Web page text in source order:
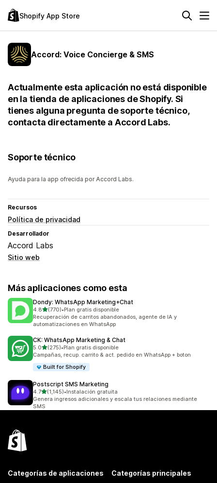
Shopify App Store
Accord: Voice Concierge & SMS
Actualmente esta aplicación no está disponible
en la tienda de aplicaciones de Shopify. Si
tienes alguna pregunta de soporte técnico,
contacta directamente a Accord Labs.
Soporte técnico
Ayuda para la app ofrecida por Accord Labs.
Recursos
Política de privacidad
Desarrollador
Accord Labs
Sitio web
Más aplicaciones como esta
Dondy: WhatsApp Marketing+Chat
4.8de 5 estrellas
(770)
770 reseñas en total
•Plan gratis disponible
Recuperación de carritos abandonados, agente de IA y
automatizaciones en WhatsApp
CK: WhatsApp Marketing & Chat
5.0de 5 estrellas
(275)
275 reseñas en total
•Plan gratis disponible
Campañas, recup. carrito & act. pedido en WhatsApp + boton
Built for Shopify
Postscript SMS Marketing
4.7de 5 estrellas
(1,145)
1145 reseñas en total
•Instalación gratuita
Genera ingresos adicionales y escala tus relaciones mediante
SMS
Categorías de aplicaciones Categorías principales